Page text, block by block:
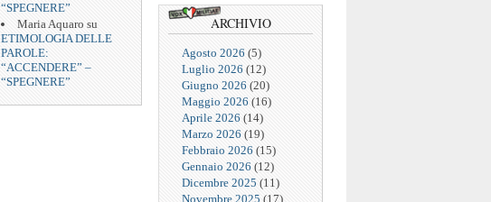
“SPEGNERE”
Maria Aquaro su
ETIMOLOGIA DELLE
PAROLE:
“ACCENDERE” –
“SPEGNERE”
ARCHIVIO
Agosto 2026 (5)
Luglio 2026 (12)
Giugno 2026 (20)
Maggio 2026 (16)
Aprile 2026 (14)
Marzo 2026 (19)
Febbraio 2026 (15)
Gennaio 2026 (12)
Dicembre 2025 (11)
Novembre 2025 (17)